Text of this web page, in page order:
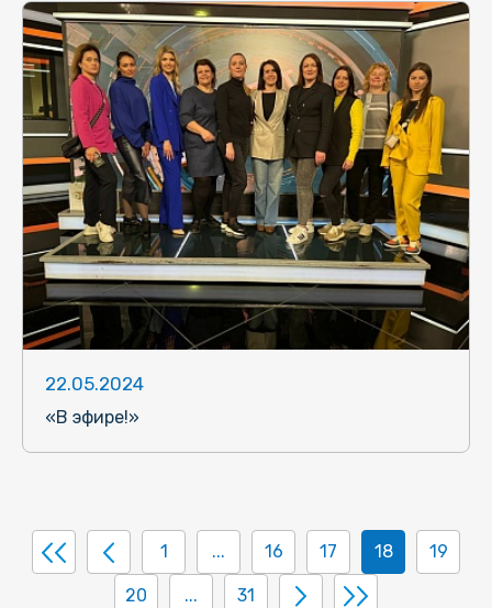
22.05.2024
«В эфире!»
1 ... 16 17 18 19
20 ... 31